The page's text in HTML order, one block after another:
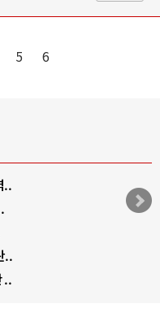
5 6
..
..
..